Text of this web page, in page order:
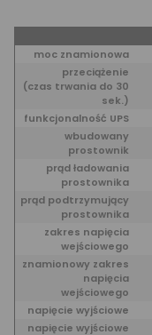
moc znamionowa
przeciążenie
(czas trwania do 30
sek.)
funkcjonalność UPS
wbudowany
prostownik
prąd ładowania
prostownika
prąd podtrzymujący
prostownika
zakres napięcia
wejściowego
znamionowy zakres
napięcia
wejściowego
napięcie wyjściowe
napięcie wyjściowe